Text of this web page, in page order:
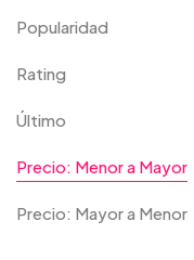
Popularidad
Rating
Último
Precio: Menor a Mayor
Precio: Mayor a Menor